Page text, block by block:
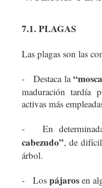
7.1. PLAGAS
Las plagas son las
- Destaca la
maduración tardía
activas más
- En
cabezudo”, de
árbol.
- Los pájaros en